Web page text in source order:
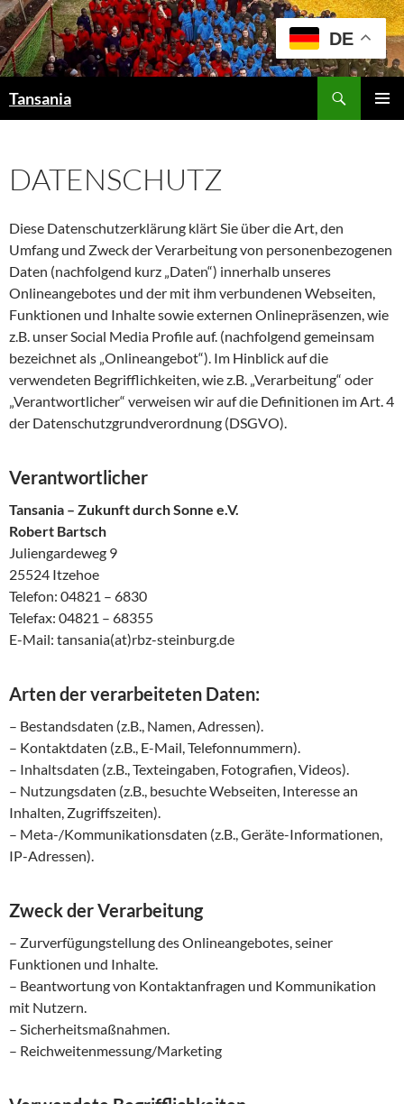
Zum
Inhalt
springen
Tansania
DATENSCHUTZ
Diese Datenschutzerklärung klärt Sie über die Art, den
Umfang und Zweck der Verarbeitung von personenbezogenen
Daten (nachfolgend kurz „Daten“) innerhalb unseres
Onlineangebotes und der mit ihm verbundenen Webseiten,
Funktionen und Inhalte sowie externen Onlinepräsenzen, wie
z.B. unser Social Media Profile auf. (nachfolgend gemeinsam
bezeichnet als „Onlineangebot“). Im Hinblick auf die
verwendeten Begrifflichkeiten, wie z.B. „Verarbeitung“ oder
„Verantwortlicher“ verweisen wir auf die Definitionen im Art. 4
der Datenschutzgrundverordnung (DSGVO).
Verantwortlicher
Tansania – Zukunft durch Sonne e.V.
Robert Bartsch
Juliengardeweg 9
25524 Itzehoe
Telefon: 04821 – 6830
Telefax: 04821 – 68355
E-Mail: tansania(at)rbz-steinburg.de
Arten der verarbeiteten Daten:
– Bestandsdaten (z.B., Namen, Adressen).
– Kontaktdaten (z.B., E-Mail, Telefonnummern).
– Inhaltsdaten (z.B., Texteingaben, Fotografien, Videos).
– Nutzungsdaten (z.B., besuchte Webseiten, Interesse an
Inhalten, Zugriffszeiten).
– Meta-/Kommunikationsdaten (z.B., Geräte-Informationen,
IP-Adressen).
Zweck der Verarbeitung
– Zurverfügungstellung des Onlineangebotes, seiner
Funktionen und Inhalte.
– Beantwortung von Kontaktanfragen und Kommunikation
mit Nutzern.
– Sicherheitsmaßnahmen.
– Reichweitenmessung/Marketing
DE